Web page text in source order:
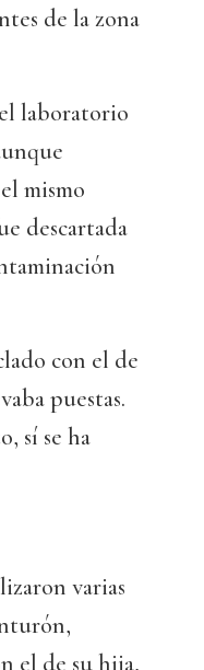
de la zona
laboratorio
mismo
descartada
con el de
puestas.
sí se ha
varias
el de su hija,